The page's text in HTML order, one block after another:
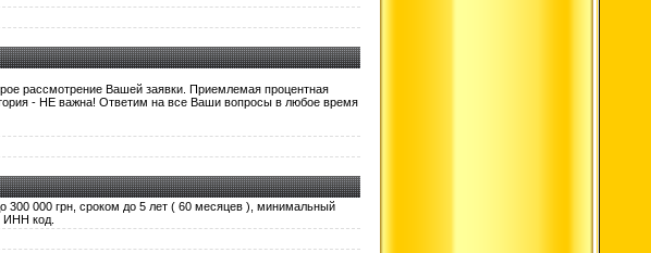
рассмотрение Вашей заявки. Приемлемая процентная
- НЕ важна! Ответим на все Ваши вопросы в любое время
300 000 грн, сроком до 5 лет ( 60 месяцев ), минимальный
ИНН код.